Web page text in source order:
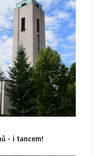
- i tancem!